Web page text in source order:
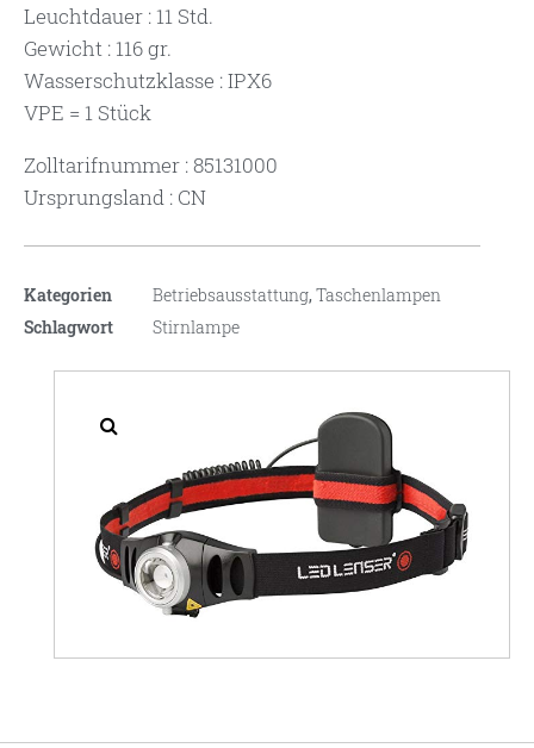
Leuchtdauer : 11 Std.
Gewicht : 116 gr.
Wasserschutzklasse : IPX6
VPE = 1 Stück
Zolltarifnummer : 85131000
Ursprungsland : CN
Kategorien Betriebsausstattung,Taschenlampen
Schlagwort
Stirnlampe